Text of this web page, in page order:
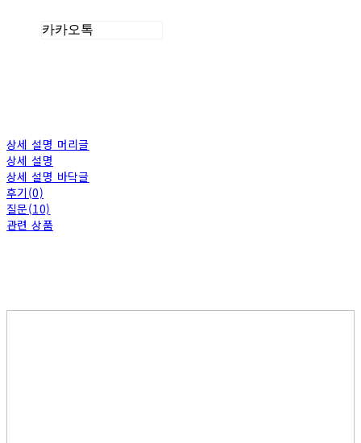
카카오톡
상세 설명 머리글
상세 설명
상세 설명 바닥글
후기(0)
질문(10)
관련 상품